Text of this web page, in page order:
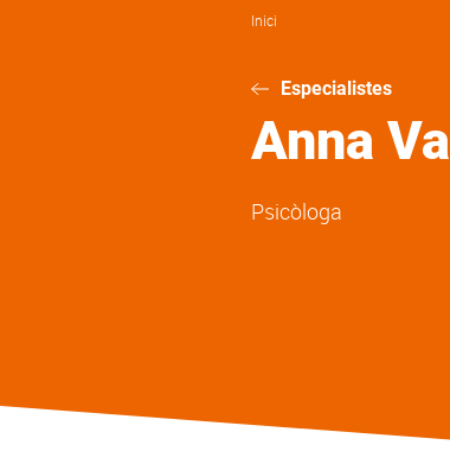
Inici
Especialistes
Anna
Psicòloga